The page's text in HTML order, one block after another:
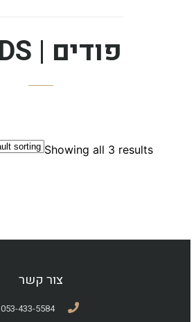
פודים | PODS
Showing all 3 results
צור קשר
053-433-5584